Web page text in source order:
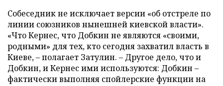
Собеседник не исключает версии «об отстреле по
линии союзников нынешней киевской власти».
«Что Кернес, что Добкин не являются «своими,
родными» для тех, кто сегодня захватил власть в
Киеве,–полагает Затулин. – Другое дело, что и
Добкин, и Кернес ими используются: Добкин –
фактически выполняя спойлерские функции на